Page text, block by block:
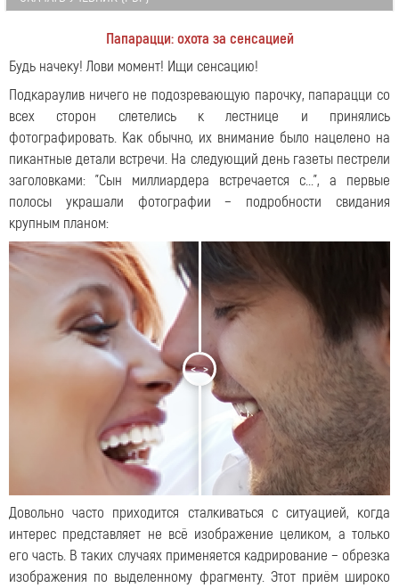
Папарацци: охота за сенсацией
Будь начеку! Лови момент! Ищи сенсацию!
Подкараулив ничего не подозревающую парочку, папарацци со
всех сторон слетелись к лестнице и принялись
фотографировать. Как обычно, их внимание было нацелено на
пикантные детали встречи. На следующий день газеты пестрели
заголовками: "Сын миллиардера встречается с...", а первые
полосы украшали фотографии − подробности свидания
крупным планом:
< >
Довольно часто приходится сталкиваться с ситуацией, когда
интерес представляет не всё изображение целиком, а только
его часть. В таких случаях применяется кадрирование − обрезка
изображения по выделенному фрагменту. Этот приём широко